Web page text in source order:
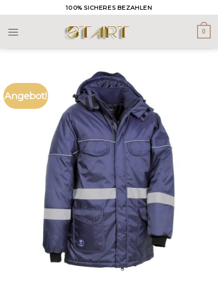
to
content
100% SICHERES BEZAHLEN
0
Angebot!